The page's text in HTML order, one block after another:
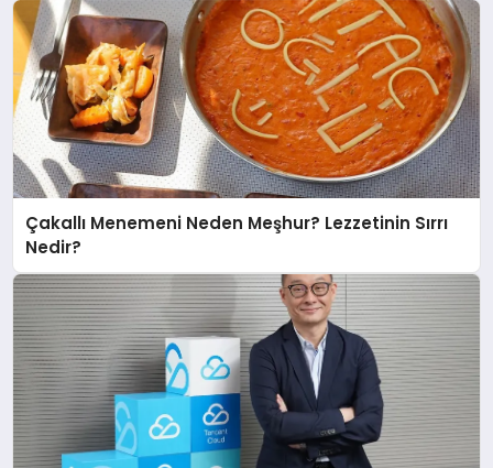
Çakallı Menemeni Neden Meşhur? Lezzetinin Sırrı
Nedir?